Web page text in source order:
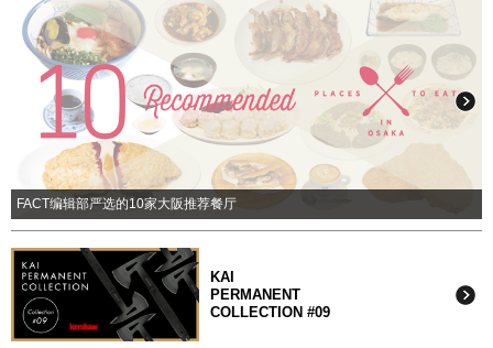
FACT编辑部严选的10家大阪推荐餐厅
KAI
PERMANENT
COLLECTION #09